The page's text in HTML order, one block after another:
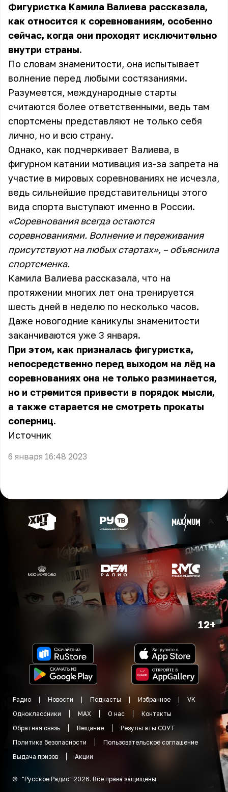
Фигуристка Камила Валиева рассказала,
как относится к соревнованиям, особенно
сейчас, когда они проходят исключительно
внутри страны.
По словам знаменитости, она испытывает
волнение перед любыми состязаниями.
Разумеется, международные старты
считаются более ответственными, ведь там
спортсмены представляют не только себя
лично, но и всю страну.
Однако, как подчеркивает Валиева, в
фигурном катании мотивация из-за запрета на
участие в мировых соревнованиях не исчезла,
ведь сильнейшие представительницы этого
вида спорта выступают именно в России.
«Соревнования всегда остаются
соревнованиями. Волнение и переживания
присутствуют на любых стартах», – объяснила
спортсменка.
Камила Валиева рассказала, что на
протяжении многих лет она тренируется
шесть дней в неделю по несколько часов.
Даже новогодние каникулы знаменитости
заканчиваются уже 3 января.
При этом, как призналась фигуристка,
непосредственно перед выходом на лёд на
соревнованиях она не только разминается,
но и стремится привести в порядок мысли,
а также старается не смотреть прокаты
соперниц.
Источник
6 января 16:48 2023
12+
Радио Новости Подкасты Избранное
VK
Одноклассники
MAX О нас
Контакты
Обратная связь
Вещание
Результаты СОУТ
Политика безопасности
Пользовательское соглашение
Выдача призов
Акции
© "Русское Радио" 2026. Все права защищены